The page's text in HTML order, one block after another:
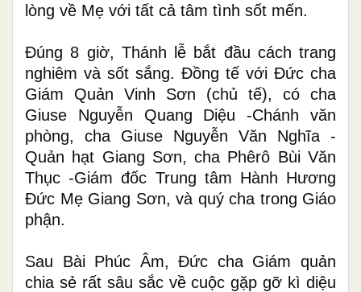
lòng về Mẹ với tất cả tâm tình sốt mến.
Đúng 8 giờ, Thánh lễ bắt đầu cách trang
nghiêm và sốt sắng. Đồng tế với Đức cha
Giám Quản Vinh Sơn (chủ tế), có cha
Giuse Nguyễn Quang Diệu-Chánh văn
phòng, cha Giuse Nguyễn Văn Nghĩa -
Quản hạt Giang Sơn, cha Phêrô Bùi Văn
Thục-Giám đốc Trung tâm Hành Hương
Đức Mẹ Giang Sơn, và quý cha trong Giáo
phận.
Sau Bài Phúc Âm, Đức cha Giám quản
chia sẻ rất sâu sắc về cuộc gặp gỡ kì diệu